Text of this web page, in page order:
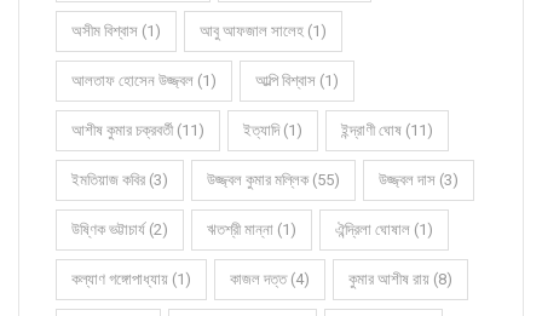
অসীম বিশ্বাস (1) আবু আফজাল সালেহ (1)
আলতাফ হোসেন উজ্জ্বল (1) আল্পি বিশ্বাস (1)
আশীষ কুমার চক্রবর্তী (11) ইত্যাদি (1) ইন্দ্রাণী ঘোষ (11)
ইমতিয়াজ কবির (3) উজ্জ্বল কুমার মল্লিক (55) উজ্জ্বল দাস (3)
উষ্ণিক ভট্টাচার্য (2) ঋতশ্রী মান্না (1) ঐন্দ্রিলা ঘোষাল (1)
কল্যাণ গঙ্গোপাধ্যায় (1) কাজল দত্ত (4) কুমার আশীষ রায় (8)